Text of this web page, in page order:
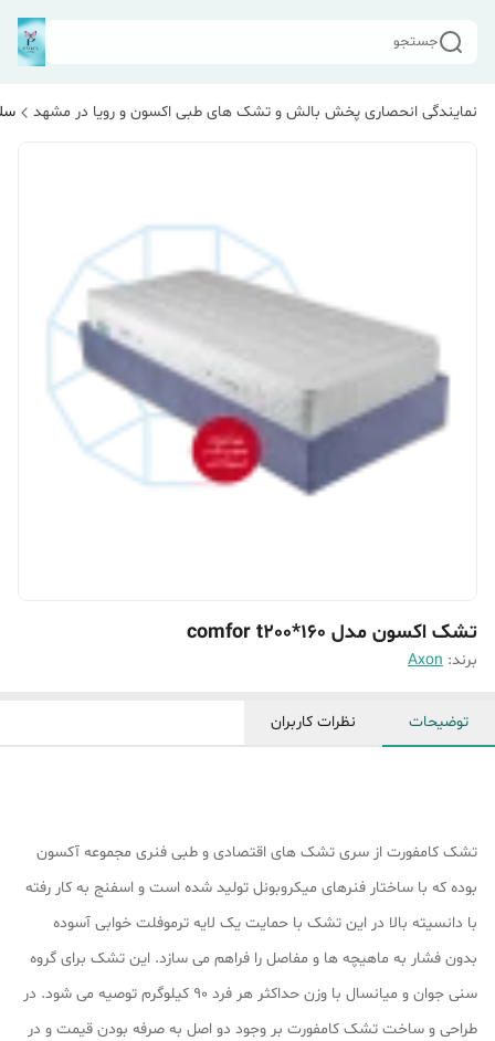
جستجو
نمایندگی انحصاری پخش بالش و تشک های طبی اکسون و رویا در مشهد
تشک اکسون مدل comfor t200*160
برند: Axon
توضیحات نظرات کاربران
تشک کامفورت از سری تشک های اقتصادی و طبی فنری مجموعه آکسون
بوده که با ساختار فنرهای میکروبونل تولید شده است و اسفنج به کار رفته
با دانسیته بالا در این تشک با حمایت یک لایه ترموفلت خوابی آسوده
بدون فشار به ماهیچه ها و مفاصل را فراهم می سازد. این تشک برای گروه
سنی جوان و میانسال با وزن حداکثر هر فرد 90 کیلوگرم توصیه می شود. در
طراحی و ساخت تشک کامفورت بر وجود دو اصل به صرفه بودن قیمت و در